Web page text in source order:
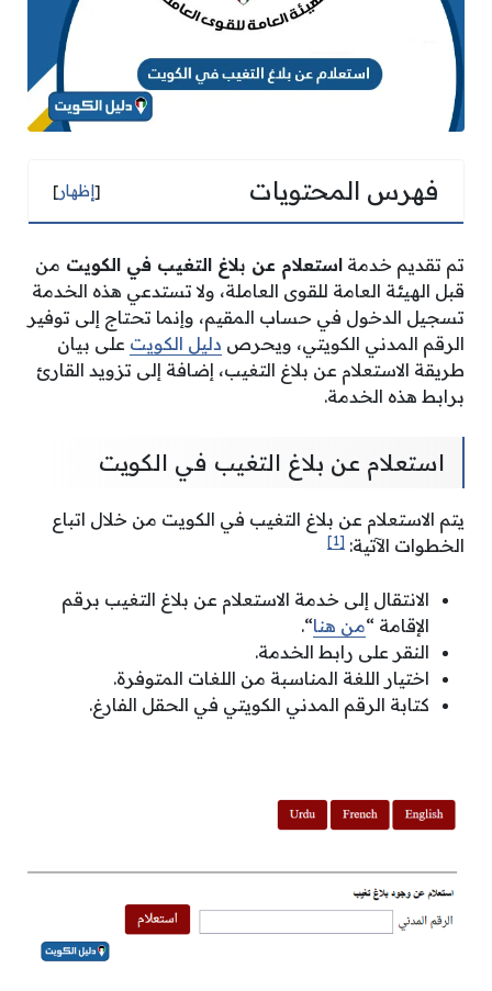
فهرس المحتويات [إظهار]
تم تقديم خدمة استعلام عن بلاغ التغيب في الكويت من
قبل الهيئة العامة للقوى العاملة، ولا تستدعي هذه الخدمة
تسجيل الدخول في حساب المقيم، وإنما تحتاج إلى توفير
الرقم المدني الكويتي، ويحرص دليل الكويت على بيان
طريقة الاستعلام عن بلاغ التغيب، إضافة إلى تزويد القارئ
برابط هذه الخدمة.
استعلام عن بلاغ التغيب في الكويت
يتم الاستعلام عن بلاغ التغيب في الكويت من خلال اتباع
الخطوات الآتية: [1]
الانتقال إلى خدمة الاستعلام عن بلاغ التغيب برقم
الإقامة “من هنا“.
النقر على رابط الخدمة.
اختيار اللغة المناسبة من اللغات المتوفرة.
كتابة الرقم المدني الكويتي في الحقل الفارغ.